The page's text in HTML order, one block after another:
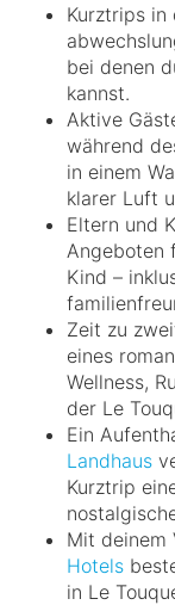
Kurztrips in
bei denen
kannst.
Aktive
während
in einem
klarer Luft
Eltern und
Angeboten
Kind –
Zeit zu
eines
Wellness,
der Le
Ein
Landhaus
Kurztrip
Mit deinem
Hotels
in Le